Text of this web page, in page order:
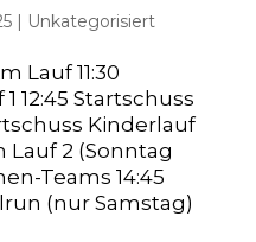
| Unkategorisiert
Lauf 11:30
12:45 Startschuss
Kinderlauf
Lauf 2 (Sonntag
Teams 14:45
(nur Samstag)